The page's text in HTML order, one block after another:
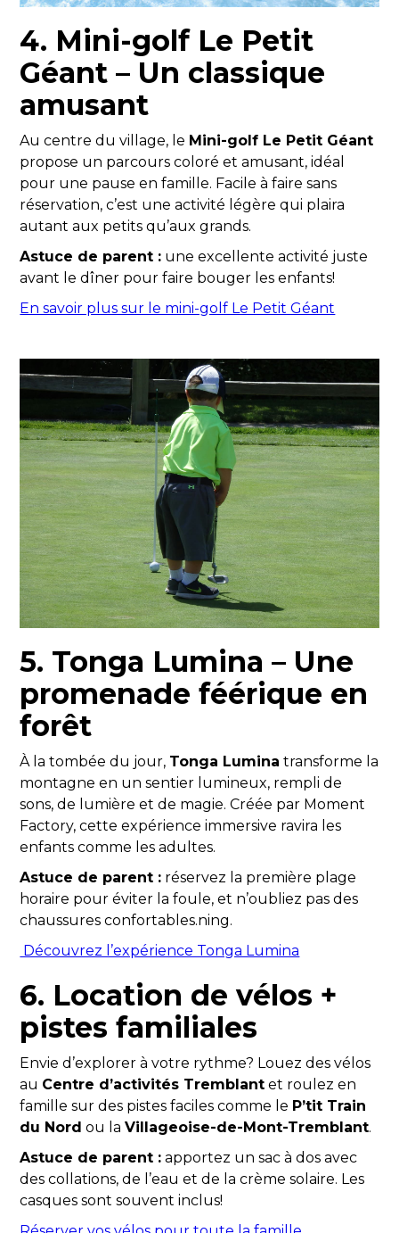
4. Mini-golf Le Petit
Géant – Un classique
amusant
Au centre du village, le Mini-golf Le Petit Géant
propose un parcours coloré et amusant, idéal
pour une pause en famille. Facile à faire sans
réservation, c’est une activité légère qui plaira
autant aux petits qu’aux grands.
Astuce de parent : une excellente activité juste
avant le dîner pour faire bouger les enfants!
En savoir plus sur le mini-golf Le Petit Géant
5. Tonga Lumina – Une
promenade féérique en
forêt
À la tombée du jour, Tonga Lumina transforme la
montagne en un sentier lumineux, rempli de
sons, de lumière et de magie. Créée par Moment
Factory, cette expérience immersive ravira les
enfants comme les adultes.
Astuce de parent : réservez la première plage
horaire pour éviter la foule, et n’oubliez pas des
chaussures confortables.ning.
Découvrez l’expérience Tonga Lumina
6. Location de vélos +
pistes familiales
Envie d’explorer à votre rythme? Louez des vélos
au Centre d’activités Tremblant et roulez en
famille sur des pistes faciles comme le P’tit Train
du Nord ou laVillageoise-de-Mont-Tremblant.
Astuce de parent : apportez un sac à dos avec
des collations, de l’eau et de la crème solaire. Les
casques sont souvent inclus!